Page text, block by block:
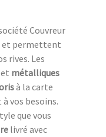
Couvreur
et permettent
rives. Les
et métalliques
à la carte
vos besoins.
que vous
livré avec